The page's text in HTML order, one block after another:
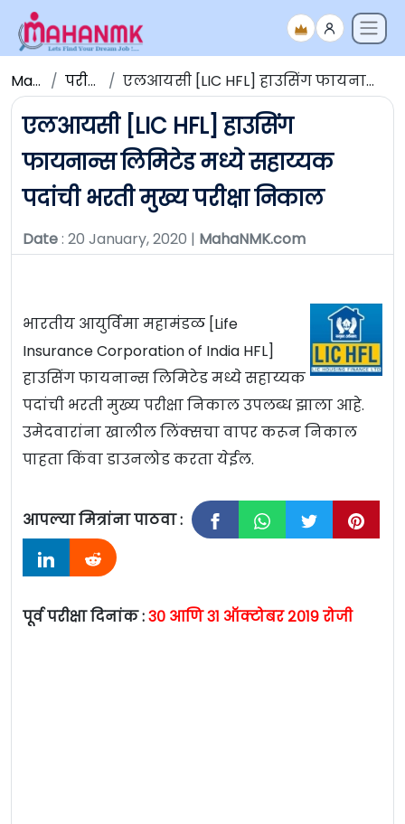
Maha NMK परीक्षेचे निकाल एलआयसी [LIC HFL] हाउसिंग फायनान्स लिमिटेड मध्ये सहाय्यक पदांची भरती मुख्य परीक्षा निकाल
एलआयसी [LIC HFL] हाउसिंग
फायनान्स लिमिटेड मध्ये सहाय्यक
पदांची भरती मुख्य परीक्षा निकाल
Date: 20 January, 2020 | MahaNMK.com
भारतीय आयुर्विमा महामंडळ [Life
Insurance Corporation of India HFL]
हाउसिंग फायनान्स लिमिटेड मध्ये सहाय्यक
पदांची भरती मुख्य परीक्षा निकाल उपलब्ध झाला आहे.
उमेदवारांना खालील लिंक्सचा वापर करून निकाल
पाहता किंवा डाउनलोड करता येईल.
आपल्या मित्रांना पाठवा :
पूर्व परीक्षा दिनांक :३० आणि ३१ ऑक्टोबर २०१९ रोजी